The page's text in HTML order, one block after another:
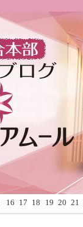
16 17 18 19 20 21